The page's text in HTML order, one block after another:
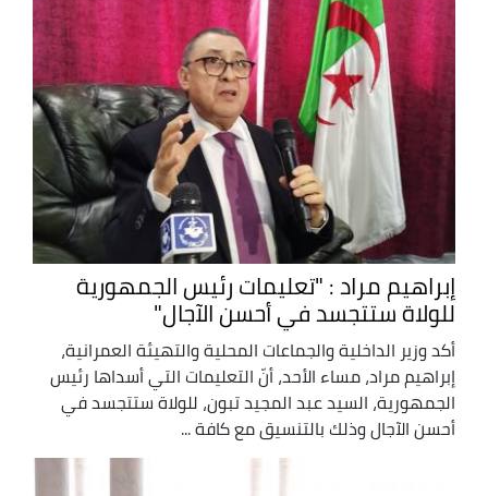
إبراهيم مراد : "تعليمات رئيس الجمهورية
للولاة ستتجسد في أحسن الآجال"
أكد وزير الداخلية والجماعات المحلية والتهيئة العمرانية،
إبراهيم مراد، مساء الأحد، أنّ التعليمات التي أسداها رئيس
الجمهورية، السيد عبد المجيد تبون، للولاة ستتجسد في
أحسن الآجال وذلك بالتنسيق مع كافة ...